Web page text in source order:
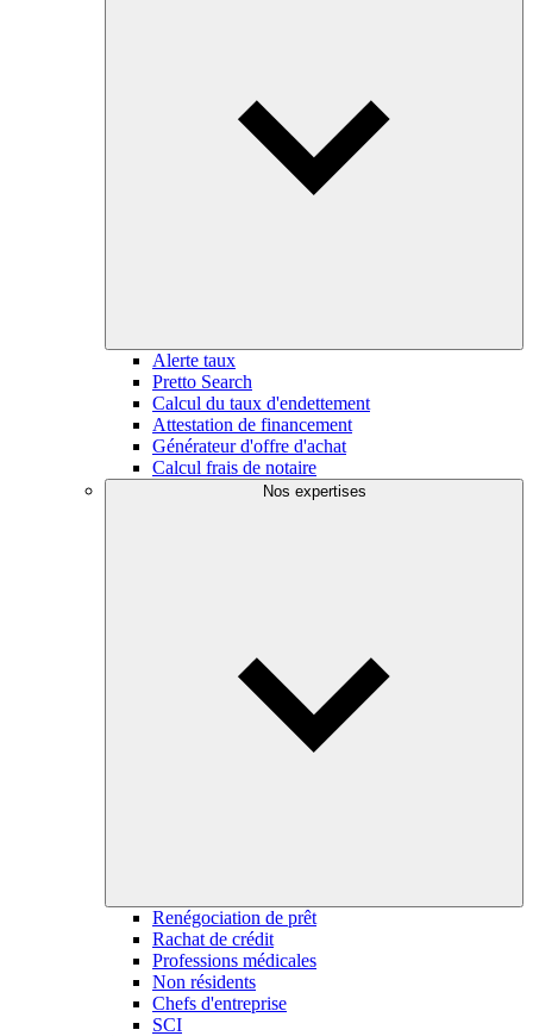
Alerte taux
Pretto Search
Calcul du taux d'endettement
Attestation de financement
Générateur d'offre d'achat
Calcul frais de notaire
Nos expertises
Renégociation de prêt
Rachat de crédit
Professions médicales
Non résidents
Chefs d'entreprise
SCI